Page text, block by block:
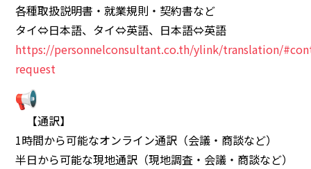
各種取扱説明書・就業規則・契約書など
タイ⇔日本語、タイ⇔英語、日本語⇔英語
https://personnelconsultant.co.th/ylink/translation/
request
【通訳】
1時間から可能なオンライン通訳（会議・商談など）
半日から可能な現地通訳（現地調査・会議・商談など）